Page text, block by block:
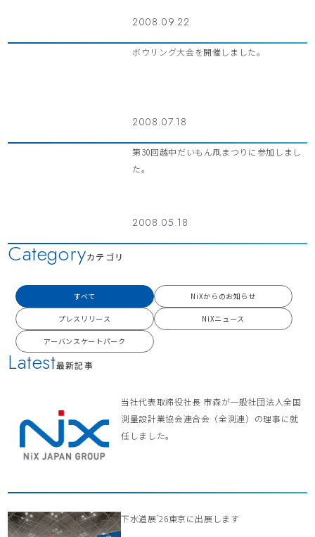
2008.09.22
ボウリング大会を開催しました。
2008.07.18
第30回越中だいもん凧まつりに参加しまし
た。
2008.05.18
Latest最新記事
当社代表取締役社長 市森が一般社団法人全国
測量設計業協会連合会（全測連）の理事に就
任しました。
下水道展’26東京に出展します
Categoryカテゴリ
すべて NiXからのお知らせ
プレスリリース NiXニュース
アーバンスケートパーク